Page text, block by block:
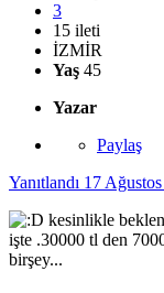
3
15 ileti
İZMİR
Yaş 45
Yazar
Paylaş
Yanıtlandı 17
kesinlikle
işte .30000 tl den
birşey...